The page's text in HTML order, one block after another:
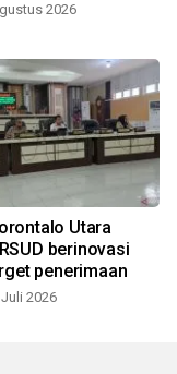
2026
Utara
berinovasi
penerimaan
2026